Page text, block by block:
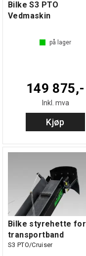
Bilke S3 PTO
Vedmaskin
på lager
149 875,-
Inkl. mva
Kjøp
Bilke styrehette for
transportband
S3 PTO/Cruiser